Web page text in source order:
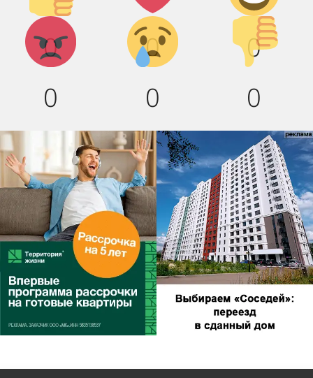
0 0 0
Агрессия!
0
Грусть :
(
0
Палец
вниз!
0